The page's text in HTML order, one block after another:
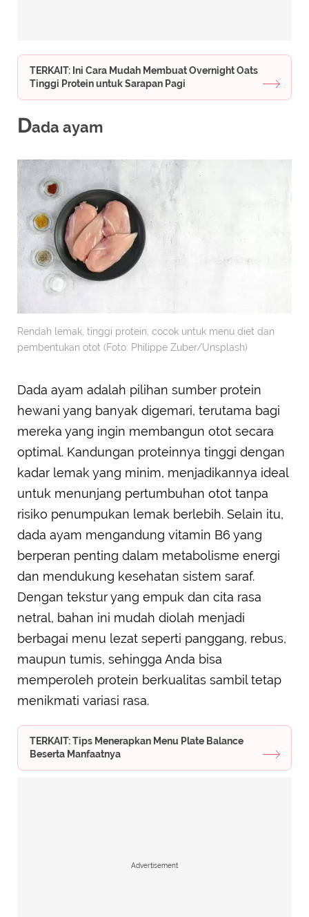
TERKAIT: Ini Cara Mudah Membuat Overnight Oats
Tinggi Protein untuk Sarapan Pagi
Dada ayam
Rendah lemak, tinggi protein, cocok untuk menu diet dan
pembentukan otot (Foto: Philippe Zuber/Unsplash)
Dada ayam adalah pilihan sumber protein
hewani yang banyak digemari, terutama bagi
mereka yang ingin membangun otot secara
optimal. Kandungan proteinnya tinggi dengan
kadar lemak yang minim, menjadikannya ideal
untuk menunjang pertumbuhan otot tanpa
risiko penumpukan lemak berlebih. Selain itu,
dada ayam mengandung vitamin B6 yang
berperan penting dalam metabolisme energi
dan mendukung kesehatan sistem saraf.
Dengan tekstur yang empuk dan cita rasa
netral, bahan ini mudah diolah menjadi
berbagai menu lezat seperti panggang, rebus,
maupun tumis, sehingga Anda bisa
memperoleh protein berkualitas sambil tetap
menikmati variasi rasa.
TERKAIT: Tips Menerapkan Menu Plate Balance
Beserta Manfaatnya
Advertisement